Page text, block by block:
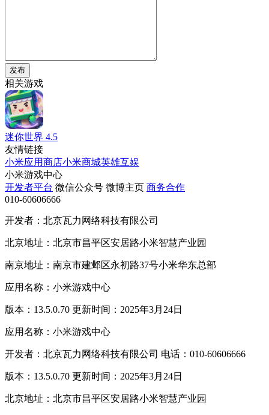
发布
相关游戏
迷你世界 4.5
友情链接
小米应用商店小米商城英雄互娱
小米游戏中心
开发者平台 微信公众号 微博主页 商务合作
010-60606666
开发者：北京瓦力网络科技有限公司
北京地址：北京市昌平区安居路小米智慧产业园
南京地址：南京市建邺区永初路37号小米华东总部
应用名称：小米游戏中心
版本：13.5.0.70 更新时间：2025年3月24日
应用名称：小米游戏中心
开发者：北京瓦力网络科技有限公司 电话：010-60606666
版本：13.5.0.70 更新时间：2025年3月24日
北京地址：北京市昌平区安居路小米智慧产业园